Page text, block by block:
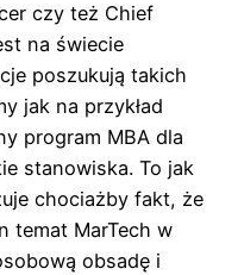
czy też Chief
na świecie
poszukują takich
jak na przykład
program MBA dla
stanowiska. To jak
chociażby fakt, że
temat MarTech w
obsadę i